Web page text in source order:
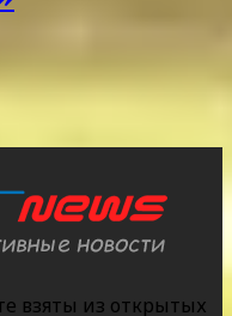
взяты из открытых